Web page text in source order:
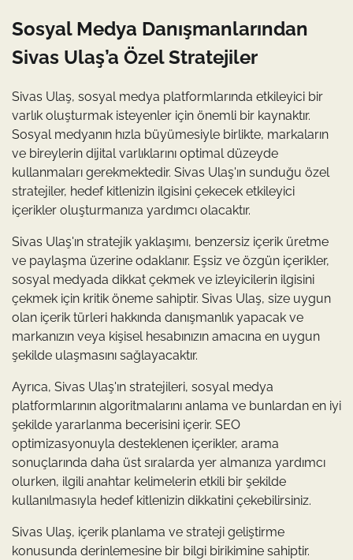
Sosyal Medya Danışmanlarından
Sivas Ulaş’a Özel Stratejiler
Sivas Ulaş, sosyal medya platformlarında etkileyici bir
varlık oluşturmak isteyenler için önemli bir kaynaktır.
Sosyal medyanın hızla büyümesiyle birlikte, markaların
ve bireylerin dijital varlıklarını optimal düzeyde
kullanmaları gerekmektedir. Sivas Ulaş'ın sunduğu özel
stratejiler, hedef kitlenizin ilgisini çekecek etkileyici
içerikler oluşturmanıza yardımcı olacaktır.
Sivas Ulaş'ın stratejik yaklaşımı, benzersiz içerik üretme
ve paylaşma üzerine odaklanır. Eşsiz ve özgün içerikler,
sosyal medyada dikkat çekmek ve izleyicilerin ilgisini
çekmek için kritik öneme sahiptir. Sivas Ulaş, size uygun
olan içerik türleri hakkında danışmanlık yapacak ve
markanızın veya kişisel hesabınızın amacına en uygun
şekilde ulaşmasını sağlayacaktır.
Ayrıca, Sivas Ulaş'ın stratejileri, sosyal medya
platformlarının algoritmalarını anlama ve bunlardan en iyi
şekilde yararlanma becerisini içerir. SEO
optimizasyonuyla desteklenen içerikler, arama
sonuçlarında daha üst sıralarda yer almanıza yardımcı
olurken, ilgili anahtar kelimelerin etkili bir şekilde
kullanılmasıyla hedef kitlenizin dikkatini çekebilirsiniz.
Sivas Ulaş, içerik planlama ve strateji geliştirme
konusunda derinlemesine bir bilgi birikimine sahiptir.